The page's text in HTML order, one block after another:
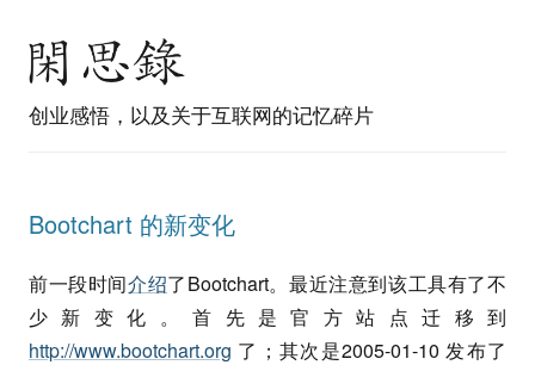
创业感悟，以及关于互联网的记忆碎片
Bootchart 的新变化
前一段时间介绍了Bootchart。最近注意到该工具有了不
少新变化。首先是官方站点迁移到
http://www.bootchart.org 了；其次是2005-01-10 发布了